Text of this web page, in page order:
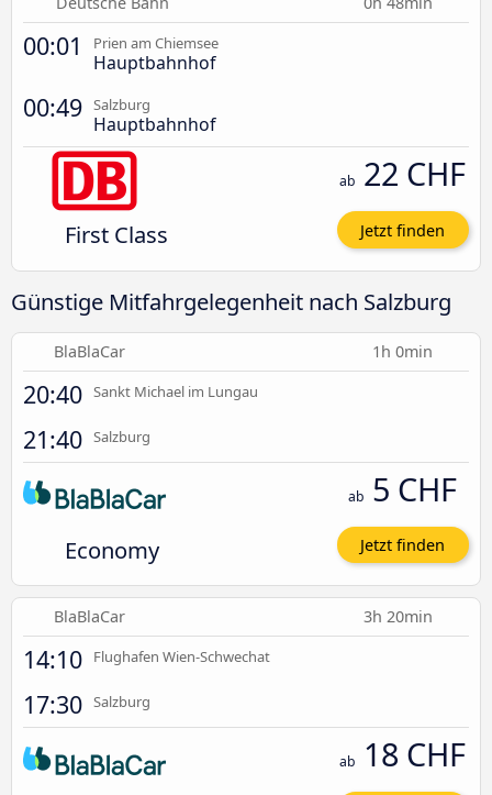
00:01 Prien am Chiemsee
Hauptbahnhof
00:49 Salzburg
Hauptbahnhof
First Class
ab 22 CHF
Jetzt finden
Günstige Mitfahrgelegenheit nach Salzburg
BlaBlaCar 1h 0min
20:40 Sankt Michael im Lungau
21:40 Salzburg
Economy
ab 5 CHF
Jetzt finden
BlaBlaCar 3h 20min
14:10 Flughafen Wien-Schwechat
17:30 Salzburg
ab 18 CHF